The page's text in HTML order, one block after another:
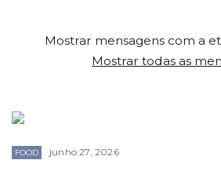
Mostrar mensagens com a
Mostrar todas as
FOOD junho 27, 2026